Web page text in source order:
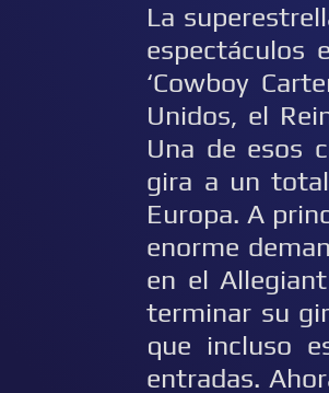
La
espectáculos
‘Cowboy
Unidos, el
Una de esos
gira a un
Europa. A
enorme
en el
terminar su
que incluso
entradas.